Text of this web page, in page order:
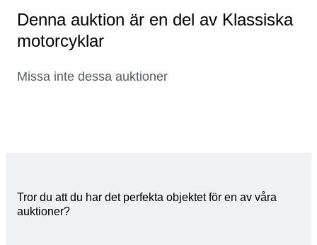
Denna auktion är en del av Klassiska
motorcyklar
Missa inte dessa auktioner
Tror du att du har det perfekta objektet för en av våra
auktioner?